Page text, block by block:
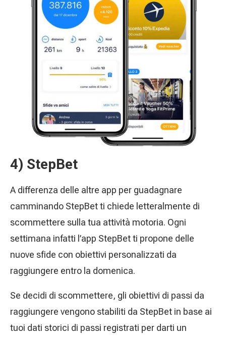
4) StepBet
A differenza delle altre app per guadagnare
camminando StepBet ti chiede letteralmente di
scommettere sulla tua attività motoria. Ogni
settimana infatti l’app StepBet ti propone delle
nuove sfide con obiettivi personalizzati da
raggiungere entro la domenica.
Se decidi di scommettere, gli obiettivi di passi da
raggiungere vengono stabiliti da StepBet in base ai
tuoi dati storici di passi registrati per darti un